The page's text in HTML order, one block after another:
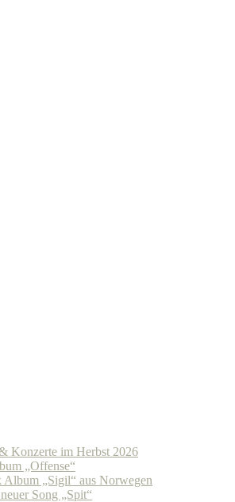
Konzerte im Herbst 2026
„Offense“
„Sigil“ aus Norwegen
Song „Spit“